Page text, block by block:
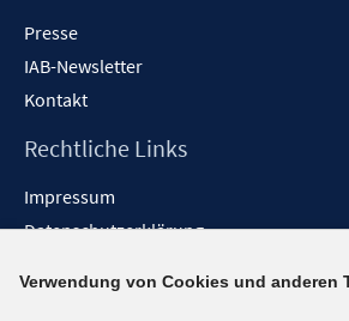
Presse
IAB-Newsletter
Kontakt
Rechtliche Links
Impressum
Datenschutzerklärung
Barrieren melden
Verwendung von Cookies und anderen